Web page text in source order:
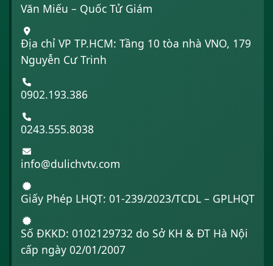
Văn Miếu – Quốc Tử Giám
Địa chỉ VP TP.HCM: Tầng 10 tòa nhà VNO, 179
Nguyễn Cư Trinh
0902.193.386
0243.555.8038
info@dulichvtv.com
Giấy Phép LHQT: 01-239/2023/TCDL – GPLHQT
Số ĐKKD: 0102129732 do Sở KH & ĐT Hà Nội
cấp ngày 02/01/2007